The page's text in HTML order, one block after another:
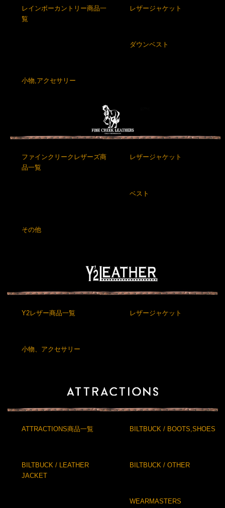
レインボーカントリー商品一
覧
レザージャケット
ダウンベスト
小物,アクセサリー
ファインクリークレザーズ商
品一覧
レザージャケット
ベスト
その他
Y2レザー商品一覧 レザージャケット
小物、アクセサリー
ATTRACTIONS商品一覧 BILTBUCK / BOOTS,SHOES
BILTBUCK / LEATHER
JACKET
BILTBUCK / OTHER
WEARMASTERS